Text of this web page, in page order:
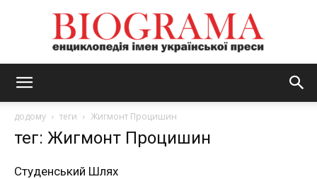
додому теги Жигмонт Процишин
тег: Жигмонт Процишин
Студенський Шлях